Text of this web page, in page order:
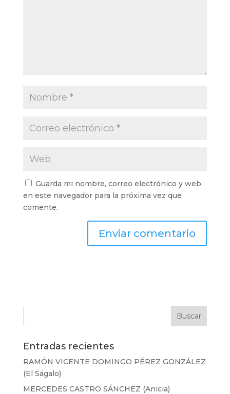
Guarda mi nombre, correo electrónico y web
en este navegador para la próxima vez que
comente.
Entradas recientes
RAMÓN VICENTE DOMINGO PÉREZ GONZÁLEZ
(El Ságalo)
MERCEDES CASTRO SÁNCHEZ (Anicia)